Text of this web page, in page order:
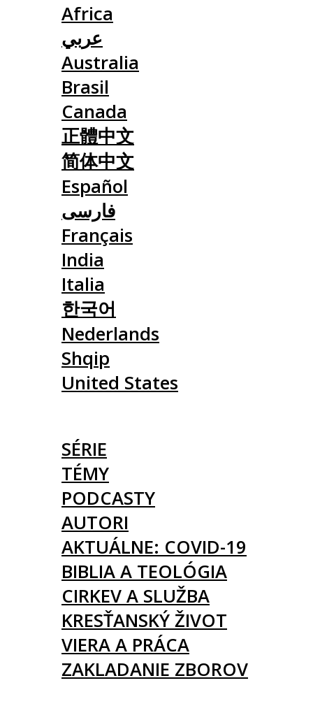
Africa
عربي
Australia
Brasil
Canada
正體中文
简体中文
Español
فارسی
Français
India
Italia
한국어
Nederlands
Shqip
United States
SÉRIE
TÉMY
PODCASTY
AUTORI
AKTUÁLNE: COVID-19
BIBLIA A TEOLÓGIA
CIRKEV A SLUŽBA
KRESŤANSKÝ ŽIVOT
VIERA A PRÁCA
ZAKLADANIE ZBOROV